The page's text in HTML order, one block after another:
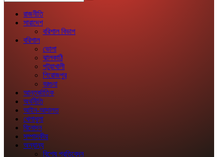
রাজনীতি
সারাদেশ
বরিশাল বিভাগ
বরিশাল
ভোলা
ঝালকাঠি
পটুয়াখালী
পিরোজপুর
বরগুনা
আন্তর্জাতিক
অর্থনীতি
আইন-আদালত
খেলাধুলা
বিনোদন
সম্পাদকীয়
অন্যান্য
বিশেষ প্রতিবেদন